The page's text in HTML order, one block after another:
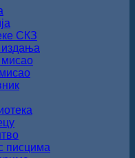
СКЗ
издања
мисао
писцима